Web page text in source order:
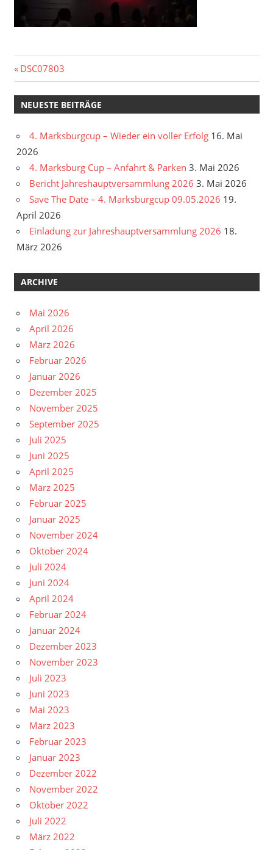
Beitragsnavigation
Vorheriger
Beitrag:
DSC07803
NEUESTE BEITRÄGE
4. Marksburgcup – Wieder ein voller Erfolg 16. Mai
2026
4. Marksburg Cup – Anfahrt & Parken 3. Mai 2026
Bericht Jahreshauptversammlung 2026 3. Mai 2026
Save The Date – 4. Marksburgcup 09.05.2026 19.
April 2026
Einladung zur Jahreshauptversammlung 2026 18.
März 2026
ARCHIVE
Mai 2026
April 2026
März 2026
Februar 2026
Januar 2026
Dezember 2025
November 2025
September 2025
Juli 2025
Juni 2025
April 2025
März 2025
Februar 2025
Januar 2025
November 2024
Oktober 2024
Juli 2024
Juni 2024
April 2024
Februar 2024
Januar 2024
Dezember 2023
November 2023
Juli 2023
Juni 2023
Mai 2023
März 2023
Februar 2023
Januar 2023
Dezember 2022
November 2022
Oktober 2022
Juli 2022
März 2022